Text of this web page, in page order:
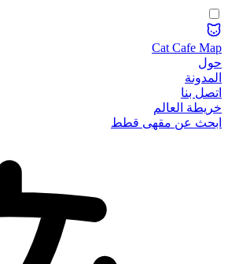
Cat Cafe Map
حول
المدونة
اتصل بنا
خريطة العالم
ابحث عن مقهى قطط